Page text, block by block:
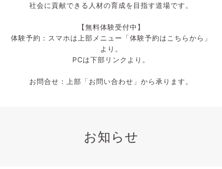
社会に貢献できる人材の育成を目指す道場です。
【無料体験受付中】
体験予約：スマホは上部メニュー「体験予約はこちらから」
より。
PCは下部リンクより。
お問合せ：上部「お問い合わせ」から承ります。
お知らせ